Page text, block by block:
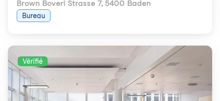
Brown Boveri Strasse 7, 5400 Baden
Bureau
Vérifié